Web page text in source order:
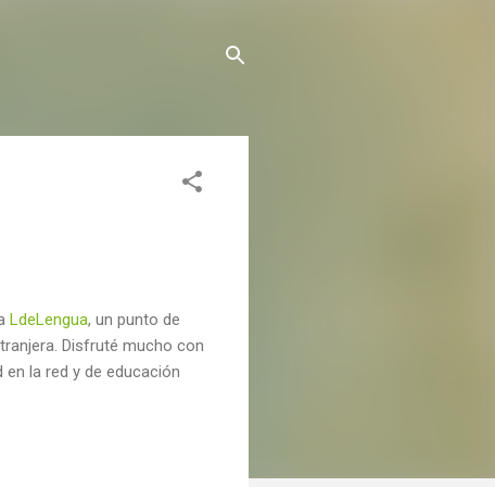
LdeLengua, un punto de
Disfruté mucho con
la red y de educación